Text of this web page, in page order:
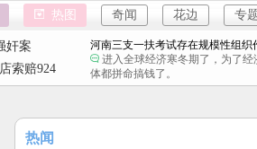
专
花边
奇闻
热图
奸案
庆游客
庆游客
索赔924
原谅我不厚道的笑了。
河南三支一扶考试存在规模性组织
进入全球经济寒冬期了，为了经
体都拼命搞钱了。
1岁宝宝碰坏纸巾盒三亚酒店索赔
热闻